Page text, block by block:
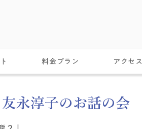
料金プラン アクセス
永淳子のお話の会